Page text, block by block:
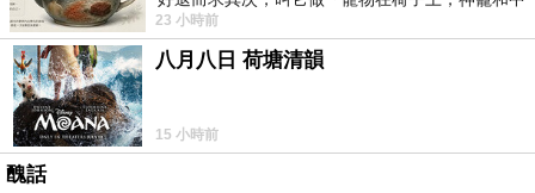
年人臉孔」的畫了。 六月底
23 小時前
八月八日 荷塘清韻
15 小時前
醜話